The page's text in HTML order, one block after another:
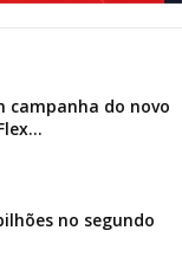
campanha do novo
no segundo